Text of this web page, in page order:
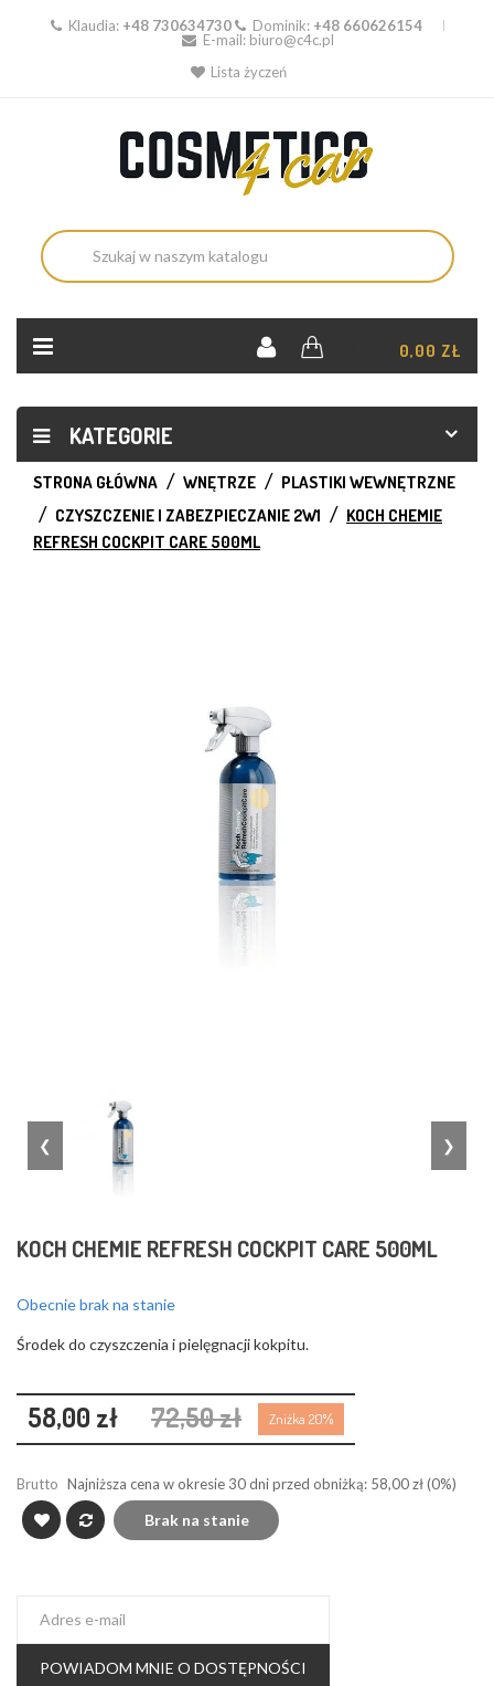
Klaudia: +48 730634730 Dominik: +48 660626154
E-mail: biuro@c4c.pl
Lista życzeń
0,00 ZŁ
KATEGORIE
STRONA GŁÓWNA WNĘTRZE
PLASTIKI WEWNĘTRZNE
CZYSZCZENIE I ZABEZPIECZANIE 2W1
KOCH CHEMIE
REFRESH COCKPIT CARE 500ML
❮ ❯
KOCH CHEMIE REFRESH COCKPIT CARE 500ML
Obecnie brak na stanie
Środek do czyszczenia i pielęgnacji kokpitu.
58,00 zł 72,50 zł Zniżka 20%
Brutto Najniższa cena w okresie 30 dni przed obniżką: 58,00 zł(0%)
Brak na stanie
POWIADOM MNIE O DOSTĘPNOŚCI